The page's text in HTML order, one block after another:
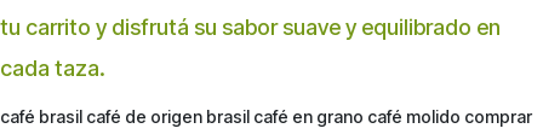
tu carrito y disfrutá su sabor suave y equilibrado en
cada taza.
café brasil café de origen brasil café en grano café molido comprar